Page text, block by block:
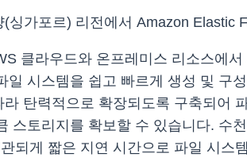
싱가포르) 리전에서 Amazon Elastic
클라우드와 온프레미스 리소스에
일 시스템을 쉽고 빠르게 생성 및 구
탄력적으로 확장되도록 구축되어
스토리지를 확보할 수 있습니다. 수
되게 짧은 지연 시간으로 파일 시스